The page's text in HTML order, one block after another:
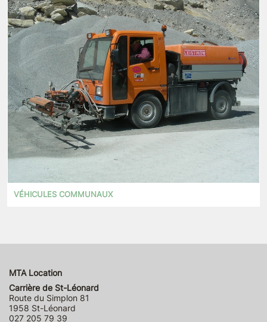
VÉHICULES COMMUNAUX
MTA Location
Carrière de St-Léonard
Route du Simplon 81
1958 St-Léonard
027 205 79 39